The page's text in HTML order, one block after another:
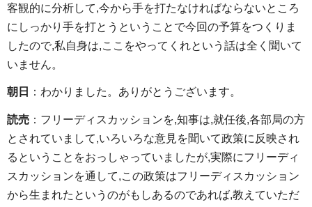
客観的に分析して,今から手を打たなければならないところ
にしっかり手を打とうということで今回の予算をつくりま
したので,私自身は,ここをやってくれという話は全く聞いて
いません。
朝日 ：わかりました。ありがとうございます。
読売 ：フリーディスカッションを,知事は,就任後,各部局の方
とされていまして,いろいろな意見を聞いて政策に反映され
るということをおっしゃっていましたが,実際にフリーディ
スカッションを通して,この政策はフリーディスカッション
から生まれたというのがもしあるのであれば,教えていただ